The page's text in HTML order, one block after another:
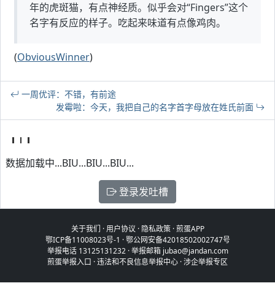
年的虎斑猫，有点神经质。似乎会对“Fingers”这个
名字有反应的样子。吃起来味道有点像鸡肉。
(ObviousWinner)
一周优评：不错，有前途
发霉啦：今天，我把自己的名字首字母放在姓氏前面
数据加载中...BIU...BIU...BIU...
登录发吐槽
关于我们 ·用户协议 · 隐私政策·煎蛋APP
鄂ICP备11008023号-1 ·鄂公网安备42018502002747号
举报电话 13125131232 · 举报邮箱 jubao@jandan.com
煎蛋举报入口 ·违法和不良信息举报中心 ·涉企举报专区